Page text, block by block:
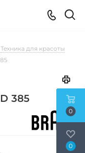
Техника для красоты
385
0
0